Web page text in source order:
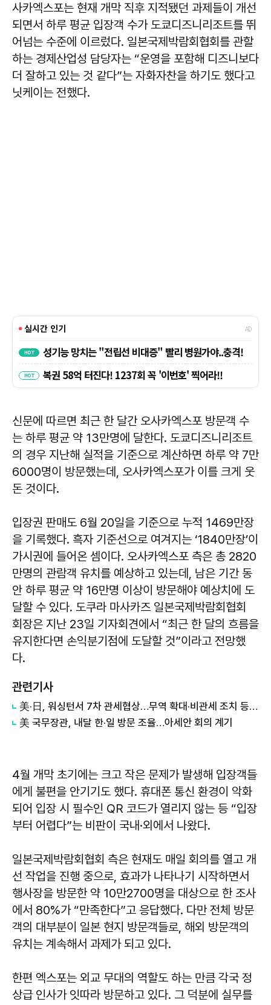
사카엑스포는 현재 개막 직후 지적됐던 과제들이 개선
되면서 하루 평균 입장객 수가 도쿄디즈니리조트를 뛰
어넘는 수준에 이르렀다. 일본국제박람회협회를 관할
하는 경제산업성 담당자는 “운영을 포함해 디즈니보다
더 잘하고 있는 것 같다”는 자화자찬을 하기도 했다고
닛케이는 전했다.
신문에 따르면 최근 한 달간 오사카엑스포 방문객 수
는 하루 평균 약 13만명에 달한다. 도쿄디즈니리조트
의 경우 지난해 실적을 기준으로 계산하면 하루 약 7만
6000명이 방문했는데, 오사카엑스포가 이를 크게 웃
돈 것이다.
입장권 판매도 6월 20일을 기준으로 누적 1469만장
을 기록했다. 흑자 기준선으로 여겨지는 ‘1840만장’이
가시권에 들어온 셈이다. 오사카엑스포 측은 총 2820
만명의 관람객 유치를 예상하고 있는데, 남은 기간 동
안 하루 평균 약 16만명 이상이 방문해야 예상치에 도
달할 수 있다. 도쿠라 마사카즈 일본국제박람회협회
회장은 지난 23일 기자회견에서 “최근 한 달의 흐름을
유지한다면 손익분기점에 도달할 것”이라고 전망했
다.
관련기사
美·日, 워싱턴서 7차 관세협상…무역 확대·비관세 조치 등 논의
美 국무장관, 내달 한·일 방문 조율…아세안 회의 계기
4월 개막 초기에는 크고 작은 문제가 발생해 입장객들
에게 불편을 안기기도 했다. 휴대폰 통신 환경이 악화
되어 입장 시 필수인 QR 코드가 열리지 않는 등 “입장
부터 어렵다”는 비판이 국내·외에서 나왔다.
일본국제박람회협회 측은 현재도 매일 회의를 열고 개
선 작업을 진행 중으로, 효과가 나타나기 시작하면서
행사장을 방문한 약 10만2700명을 대상으로 한 조사
에서 80%가 “만족한다”고 응답했다. 다만 전체 방문
객의 대부분이 일본 현지 방문객들로, 해외 방문객의
유치는 계속해서 과제가 되고 있다.
한편 엑스포는 외교 무대의 역할도 하는 만큼 각국 정
상급 인사가 잇따라 방문하고 있다. 그 덕분에 실무를